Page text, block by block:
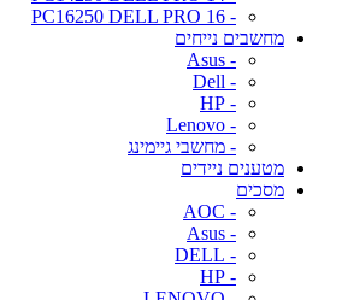
- PC16250 DELL PRO 16
מחשבים נייחים
- Asus
- Dell
- HP
- Lenovo
- מחשבי גיימינג
מטענים ניידים
מסכים
- AOC
- Asus
- DELL
- HP